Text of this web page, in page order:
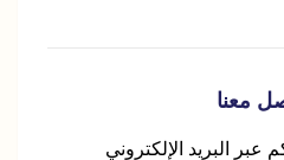
معنا
البريد الإلكتروني